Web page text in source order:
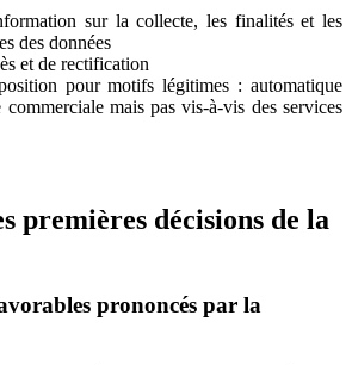
sur la collecte, les finalités et les
des données
et de rectification
pour motifs légitimes : automatique
commerciale mais pas vis-à-vis des services
premières décisions de la
prononcés par la